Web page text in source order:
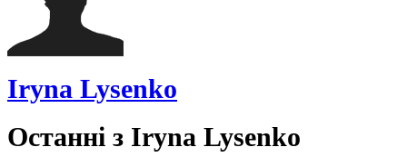
Iryna Lysenko
Останні з Iryna Lysenko